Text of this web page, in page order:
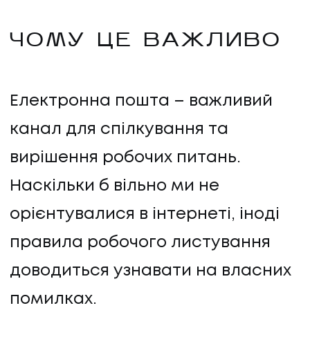
ЧОМУ ЦЕ ВАЖЛИВО
Електронна пошта – важливий
канал для спілкування та
вирішення робочих питань.
Наскільки б вільно ми не
орієнтувалися в інтернеті, іноді
правила робочого листування
доводиться узнавати на власних
помилках.